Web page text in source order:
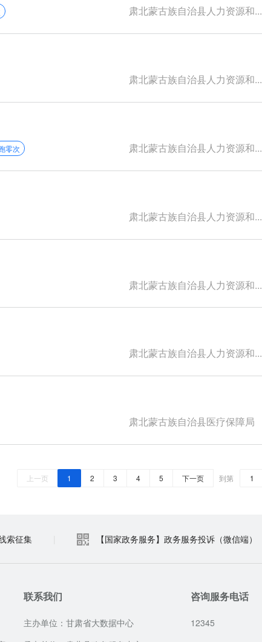
肃北蒙古族自治县人力资源和...
肃北蒙古族自治县人力资源和...
零次 肃北蒙古族自治县人力资源和...
肃北蒙古族自治县人力资源和...
肃北蒙古族自治县人力资源和...
肃北蒙古族自治县人力资源和...
肃北蒙古族自治县医疗保障局
上一页 1 2 3 4 5 下一页 到第
索征集 【国家政务服务】政务服务投诉（微信端）
联系我们
主办单位：甘肃省大数据中心
咨询服务电话
12345